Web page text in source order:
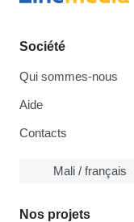
Société
Qui sommes-nous
Aide
Contacts
Mali / français
Nos projets